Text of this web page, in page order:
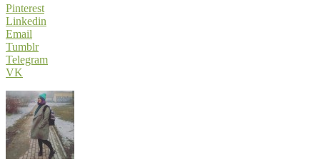
Pinterest
Linkedin
Email
Tumblr
Telegram
VK